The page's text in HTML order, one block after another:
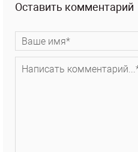
Оставить комментарий